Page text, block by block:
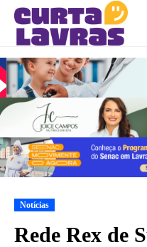
Notícias
Rede Rex de